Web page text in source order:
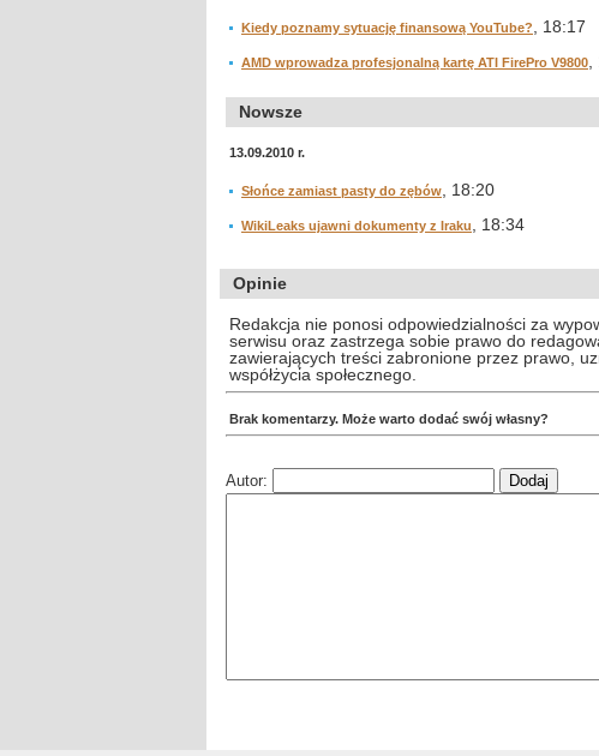
Kiedy poznamy sytuację finansową YouTube? , 18:17
AMD wprowadza profesjonalną kartę ATI FirePro V9800
Nowsze
13.09.2010 r.
Słońce zamiast pasty do zębów , 18:20
WikiLeaks ujawni dokumenty z Iraku , 18:34
Opinie
Redakcja nie ponosi odpowiedzialności za
serwisu oraz zastrzega sobie prawo do
zawierających treści zabronione przez prawo,
współżycia społecznego.
Brak komentarzy. Może warto dodać swój własny?
Autor: